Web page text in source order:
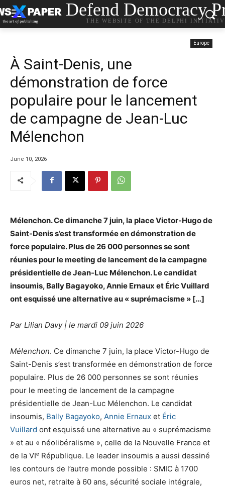
Defend Democracy
THE WEBSITE OF THE DELPHI
Europe
À Saint-Denis, une
démonstration de force
populaire pour le lancement
de campagne de Jean-Luc
Mélenchon
June 10, 2026
Mélenchon. Ce dimanche 7 juin, la place Victor-Hugo de
Saint-Denis s’est transformée en démonstration de
force populaire. Plus de 26 000 personnes se sont
réunies pour le meeting de lancement de la campagne
présidentielle de Jean-Luc Mélenchon. Le candidat
insoumis, Bally Bagayoko, Annie Ernaux et Éric Vuillard
ont esquissé une alternative au « suprémacisme » […]
Par Lilian Davy | le mardi 09 juin 2026
Mélenchon. Ce dimanche 7 juin, la place Victor-Hugo de
Saint-Denis s’est transformée en démonstration de force
populaire. Plus de 26 000 personnes se sont réunies
pour le meeting de lancement de la campagne
présidentielle de Jean-Luc Mélenchon. Le candidat
insoumis, Bally Bagayoko, Annie Ernaux et Éric
Vuillard ont esquissé une alternative au « suprémacisme
» et au « néolibéralisme », celle de la Nouvelle France et
de la VIᵉ République. Le leader insoumis a aussi dessiné
les contours de l’autre monde possible : SMIC à 1700
euros net, retraite à 60 ans, sécurité sociale intégrale,